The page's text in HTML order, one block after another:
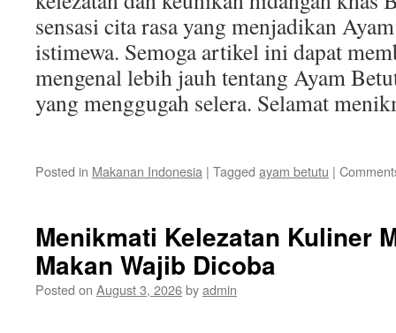
sensasi cita rasa yang menjadikan
istimewa. Semoga artikel ini dapat
mengenal lebih jauh tentang Ayam
yang menggugah selera. Selamat
Posted in Makanan Indonesia | Tagged ayam betutu |
Menikmati Kelezatan Kuliner
Makan Wajib Dicoba
Posted on August 3, 2026byadmin